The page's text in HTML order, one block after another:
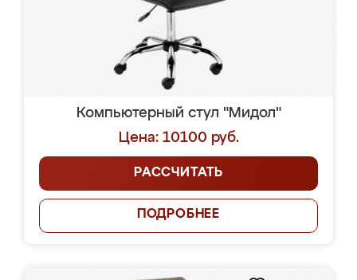
Компьютерный стул "Мидол"
Цена: 10100 руб.
РАССЧИТАТЬ
ПОДРОБНЕЕ